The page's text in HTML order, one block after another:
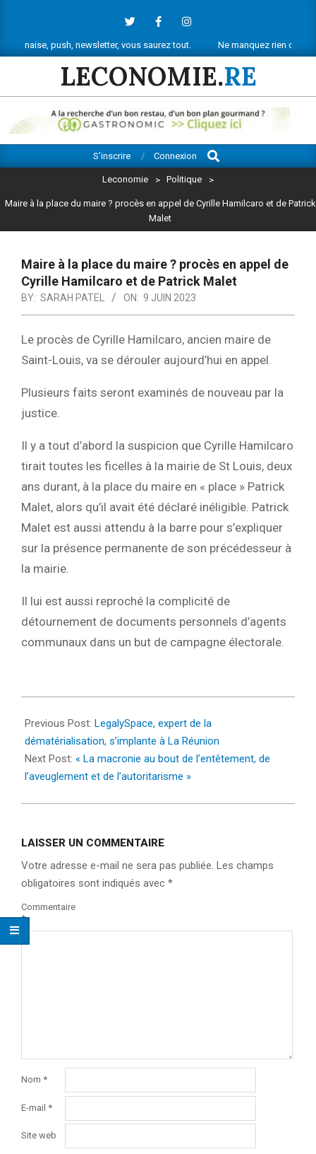
content
push, newsletter, vous saurez tout. Ne manquez rien de l’actu
LECONOMIE.RE
Navigation
S’inscrire Connexion
Search
Leconomie > Politique >
Maire à la place du maire ? procès en appel de Cyrille Hamilcaro et de Patrick
Malet
Maire à la place du maire ? procès en appel de
Cyrille Hamilcaro et de Patrick Malet
BY: SARAH PATEL ON: 9 JUIN 2023
Le procès de Cyrille Hamilcaro, ancien maire de
Saint-Louis, va se dérouler aujourd’hui en appel.
Plusieurs faits seront examinés de nouveau par la
justice.
Il y a tout d’abord la suspicion que Cyrille Hamilcaro
tirait toutes les ficelles à la mairie de St Louis, deux
ans durant, à la place du maire en « place » Patrick
Malet, alors qu’il avait été déclaré inéligible. Patrick
Malet est aussi attendu à la barre pour s’expliquer
sur la présence permanente de son précédesseur à
la mairie.
Il lui est aussi reproché la complicité de
détournement de documents personnels d’agents
communaux dans un but de campagne électorale.
06-
09
Previous Post: LegalySpace, expert de la
dématérialisation, s’implante à La Réunion
Next Post: « La macronie au bout de l’entêtement, de
l’aveuglement et de l’autoritarisme »
LAISSER UN COMMENTAIRE
Votre adresse e-mail ne sera pas publiée. Les champs
obligatoires sont indiqués avec *
Commentaire
*
Nom *
E-mail *
Site web